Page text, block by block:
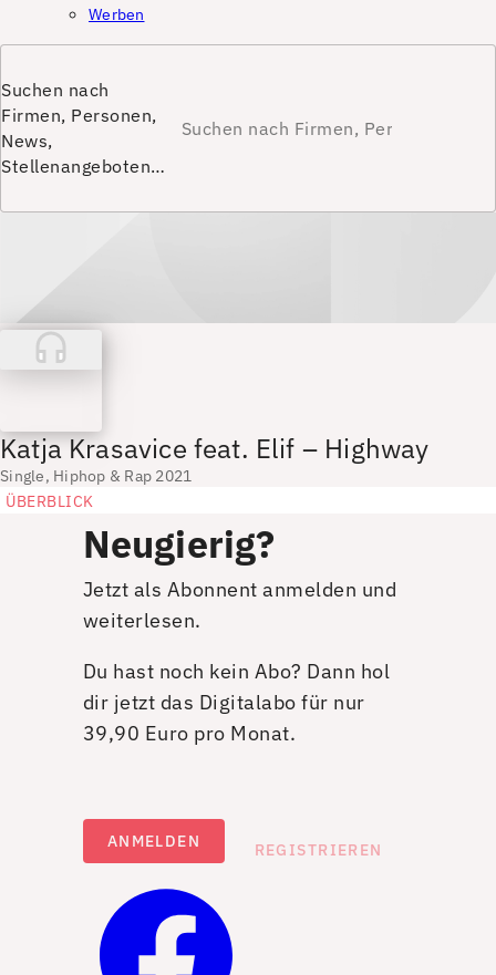
Werben
Suchen nach
Firmen, Personen,
News,
Stellenangeboten…
Katja Krasavice feat. Elif – Highway
Single, Hiphop & Rap 2021
ÜBERBLICK
Neugierig?
Jetzt als Abonnent anmelden und
weiterlesen.
Du hast noch kein Abo? Dann hol
dir jetzt das Digitalabo für nur
39,90 Euro pro Monat.
ANMELDEN REGISTRIEREN